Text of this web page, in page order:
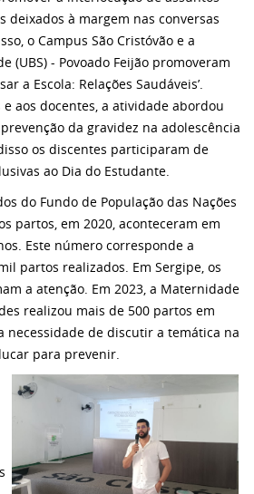
deixados à margem nas conversas
o Campus São Cristóvão e a
(UBS) - Povoado Feijão promoveram
a Escola: Relações Saudáveis’.
aos docentes, a atividade abordou
da gravidez na adolescência
os discentes participaram de
ao Dia do Estudante.
do Fundo de População das Nações
partos, em 2020, aconteceram em
Este número corresponde a
partos realizados. Em Sergipe, os
a atenção. Em 2023, a Maternidade
realizou mais de 500 partos em
necessidade de discutir a temática na
para prevenir.